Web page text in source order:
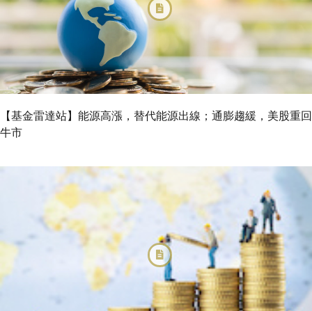
【基金雷達站】能源高漲，替代能源出線；通膨趨緩，美股重回
牛市